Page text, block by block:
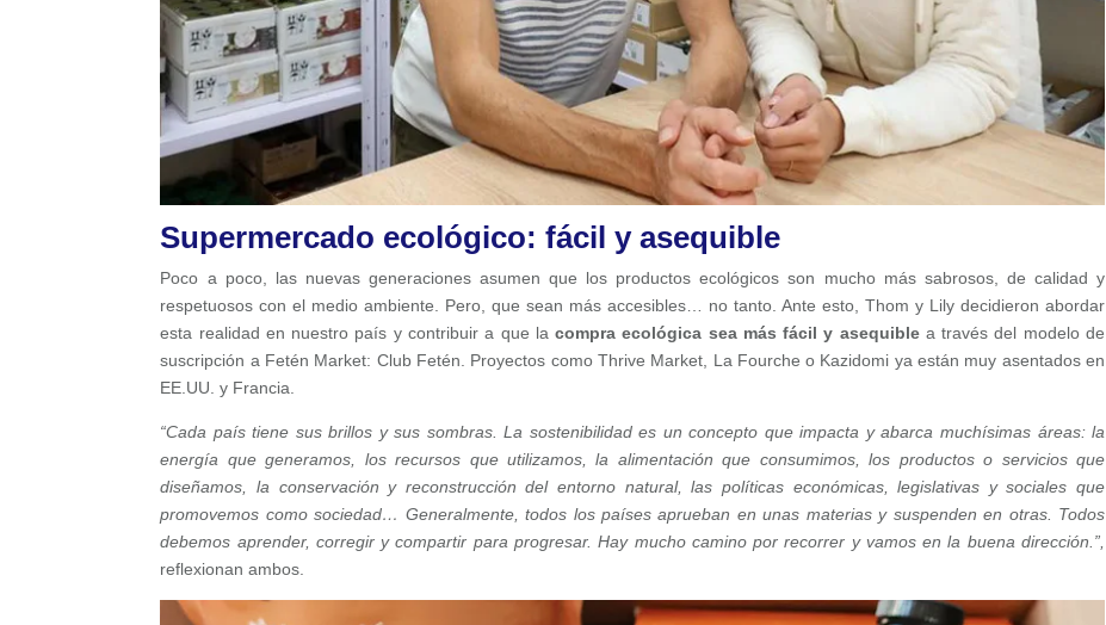
Supermercado ecológico: fácil y asequible
Poco a poco, las nuevas generaciones asumen que los productos ecológicos son mucho más sabrosos, de calidad y
respetuosos con el medio ambiente. Pero, que sean más accesibles… no tanto. Ante esto, Thom y Lily decidieron abordar
esta realidad en nuestro país y contribuir a que lacompra ecológica sea más fácil y asequiblea través del modelo de
suscripción a Fetén Market: Club Fetén. Proyectos como Thrive Market, La Fourche o Kazidomi ya están muy asentados en
EE.UU. y Francia.
“Cada país tiene sus brillos y sus sombras. La sostenibilidad es un concepto que impacta y abarca muchísimas áreas: la
energía que generamos, los recursos que utilizamos, la alimentación que consumimos, los productos o servicios que
diseñamos, la conservación y reconstrucción del entorno natural, las políticas económicas, legislativas y sociales que
promovemos como sociedad… Generalmente, todos los países aprueban en unas materias y suspenden en otras. Todos
debemos aprender, corregir y compartir para progresar. Hay mucho camino por recorrer y vamos en la buena dirección.”,
reflexionan ambos.